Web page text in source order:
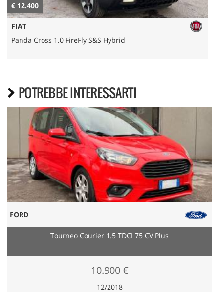
€ 12.400
FIAT
Panda Cross 1.0 FireFly S&S Hybrid
POTREBBE INTERESSARTI
FORD
Tourneo Courier 1.5 TDCI 75 CV Plus
10.900 €
12/2018